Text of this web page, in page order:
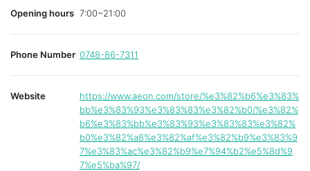
Opening hours 7:00~21:00
Phone Number 0748-86-7311
Website
https://www.aeon.com/store/%e3%82%b6%e3%83%
bb%e3%83%93%e3%83%83%e3%82%b0/%e3%82%
b6%e3%83%bb%e3%83%93%e3%83%83%e3%82%
b0%e3%82%a8%e3%82%af%e3%82%b9%e3%83%9
7%e3%83%ac%e3%82%b9%e7%94%b2%e5%8d%9
7%e5%ba%97/